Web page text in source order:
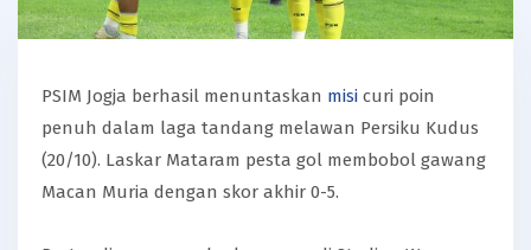
PSIM Jogja berhasil menuntaskan misi curi poin
penuh dalam laga tandang melawan Persiku Kudus
(20/10). Laskar Mataram pesta gol membobol gawang
Macan Muria dengan skor akhir 0-5.